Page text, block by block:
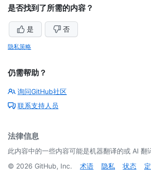
是否找到了所需的内容？
是 否
隐私策略
仍需帮助？
询问GitHub社区
联系支持人员
法律信息
此内容中的一些内容可能是机器翻译的或 AI 翻
© 2026 GitHub, Inc. 术语 隐私 状态